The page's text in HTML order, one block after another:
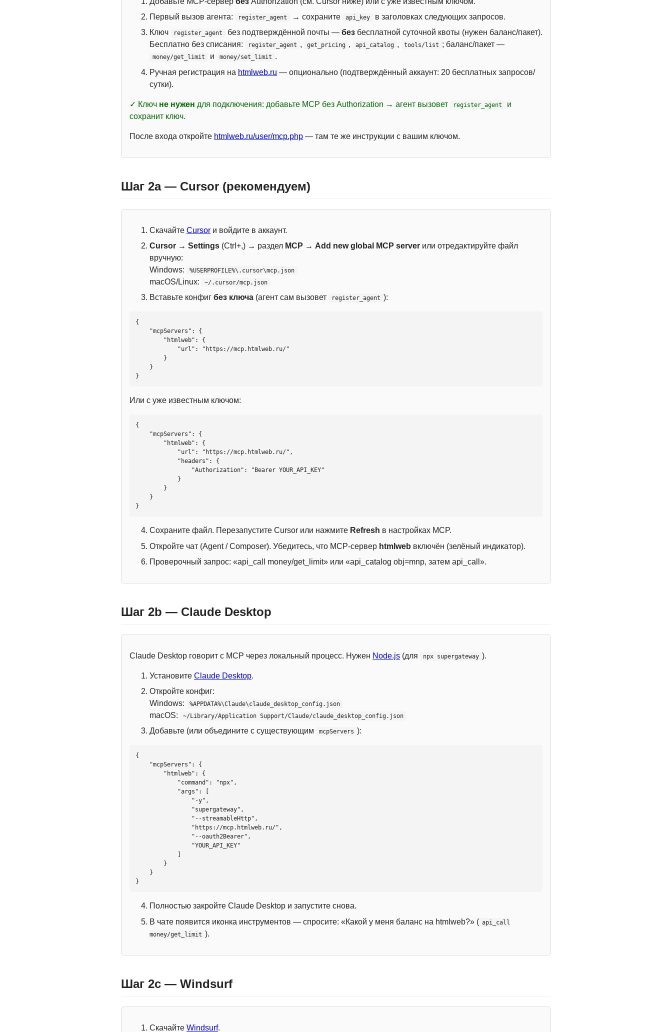
Первый вызов агента:
register_agent → сохраните api_key
в заголовках следующих запросов.
Ключ
register_agent без подтверждённой почты — без бесплатной суточной квоты (нужен баланс/пакет).
Бесплатно без списания:
register_agent , get_pricing , api_catalog , tools/list ; баланс/пакет —
money/get_limit и money/set_limit .
Ручная регистрация на htmlweb.ru — опционально (подтверждённый аккаунт: 20 бесплатных запросов/
сутки).
✓ Ключ не нужен для подключения: добавьте MCP без Authorization → агент вызовет register_agent
и
сохранит ключ.
После входа откройте htmlweb.ru/user/mcp.php — там те же инструкции с вашим ключом.
Шаг 2a — Cursor (рекомендуем)
Скачайте Cursor и войдите в аккаунт.
Cursor → Settings (Ctrl+,) → раздел MCP → Add new global MCP server или отредактируйте файл
вручную:
Windows:
%USERPROFILE%\.cursor\mcp.json
macOS/Linux: ~/.cursor/mcp.json
Вставьте конфиг без ключа (агент сам вызовет register_agent ):
{
}
Или с уже известным ключом:
{
}
Сохраните файл. Перезапустите Cursor или нажмите Refresh в настройках MCP.
Откройте чат (Agent / Composer). Убедитесь, что MCP-сервер htmlweb включён (зелёный индикатор).
Проверочный запрос: «api_call money/get_limit» или «api_catalog obj=mnp, затем api_call».
Шаг 2b — Claude Desktop
Claude Desktop говорит с MCP через локальный процесс. Нужен Node.js (для npx supergateway ).
Установите Claude Desktop.
Откройте конфиг:
Windows:
%APPDATA%\Claude\claude_desktop_config.json
macOS: ~/Library/Application Support/Claude/claude_desktop_config.json
Добавьте (или объедините с существующим mcpServers ):
{
}
Полностью закройте Claude Desktop и запустите снова.
В чате появится иконка инструментов — спросите: «Какой у меня баланс на htmlweb?» ( api_call
money/get_limit ).
Шаг 2c — Windsurf
Скачайте Windsurf.